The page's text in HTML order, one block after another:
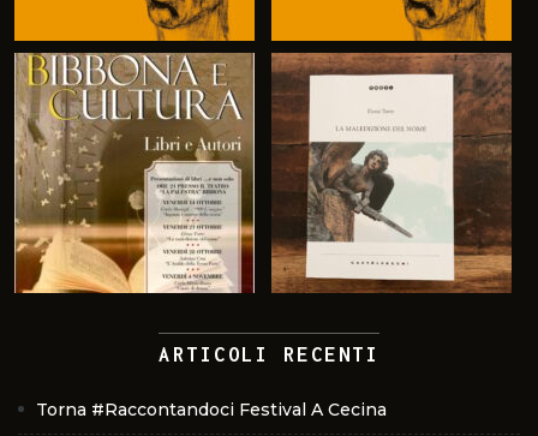
ARTICOLI RECENTI
Torna #Raccontandoci Festival A Cecina